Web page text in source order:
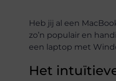
Heb jij al een
zo’n populair en
een laptop met
Het